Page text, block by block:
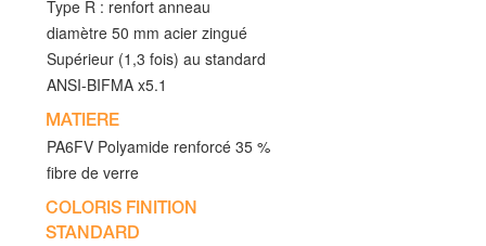
Type R : renfort anneau
diamètre 50 mm acier zingué
Supérieur (1,3 fois) au standard
ANSI-BIFMA x5.1
MATIERE
PA6FV Polyamide renforcé 35 %
fibre de verre
COLORIS FINITION
STANDARD